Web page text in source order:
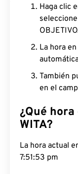
Haga clic
La hora
También
en el
¿Qué
WITA?
La hora actual
7:51:54 pm